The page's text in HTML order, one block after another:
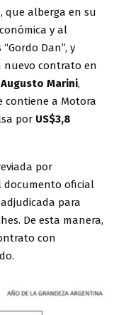
, que alberga en su
y al
“Gordo Dan”, y
nuevo contrato en
Augusto Marini,
contiene a Motora
por US$3,8
por
documento oficial
para
De esta manera,
con